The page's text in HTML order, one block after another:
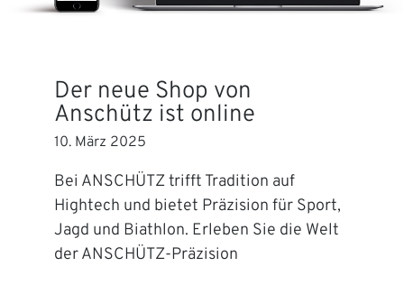
Der neue Shop von
Anschütz ist online
10. März 2025
Bei ANSCHÜTZ trifft Tradition auf
Hightech und bietet Präzision für Sport,
Jagd und Biathlon. Erleben Sie die Welt
der ANSCHÜTZ-Präzision